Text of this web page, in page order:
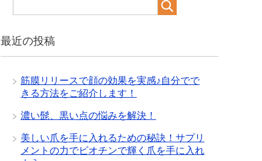
最近の投稿
筋膜リリースで顔の効果を実感♪自分でで
きる方法をご紹介します！
濃い髭、黒い点の悩みを解決！
美しい爪を手に入れるための秘訣！サプリ
メントの力でビオチンで輝く爪を手に入れ